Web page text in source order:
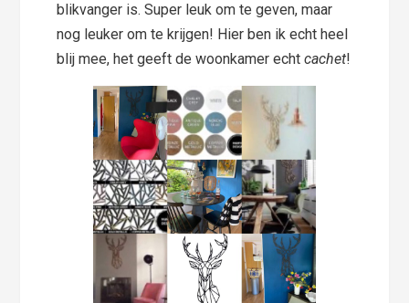
blikvanger is. Super leuk om te geven, maar
nog leuker om te krijgen! Hier ben ik echt heel
blij mee, het geeft de woonkamer echtcachet!